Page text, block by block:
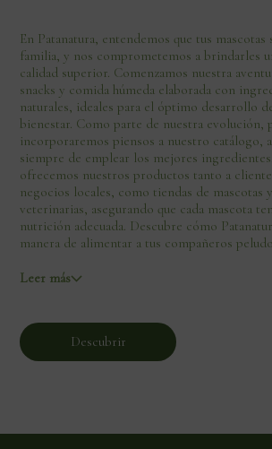
En Patanatura, entendemos que tus
familia, y nos comprometemos a brindarles
calidad superior. Comenzamos nuestra
snacks y comida húmeda elaborada con
naturales, ideales para el óptimo desarrollo
bienestar. Como parte de nuestra evolución,
incorporaremos piensos a nuestro catálogo,
siempre de emplear los mejores
ofrecemos nuestros productos tanto a
negocios locales, como tiendas de mascotas
veterinarias, asegurando que cada mascota
nutrición adecuada. Descubre cómo
manera de alimentar a tus compañeros
Leer más
Descubrir